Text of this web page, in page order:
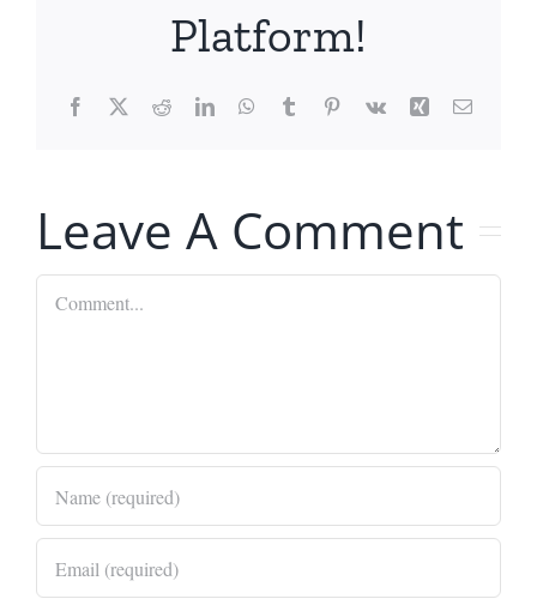
Platform!
Facebook
X RedditLinkedInWhatsApp
TumblrPinterest
Vk Xing Email
Leave A Comment
Comment